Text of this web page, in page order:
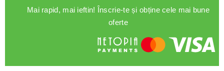
Mai rapid, mai ieftin! Înscrie-te și obține cele mai bune
oferte